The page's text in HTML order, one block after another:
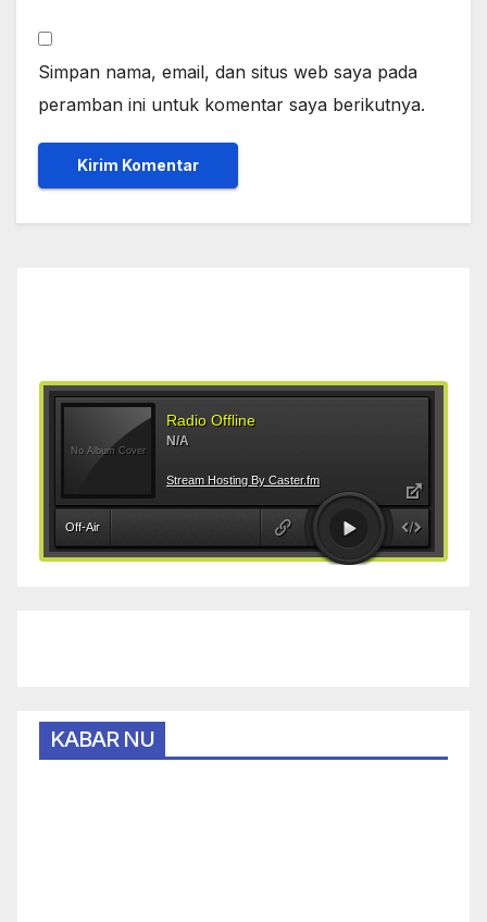
Simpan nama, email, dan situs web saya pada
peramban ini untuk komentar saya berikutnya.
KABAR NU